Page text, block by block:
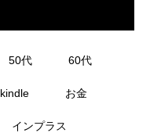
50代 60代
kindle お金
インプラス